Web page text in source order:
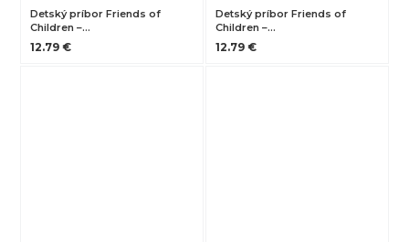
Detský príbor Friends of
Children –…
12.79 €
Detský príbor Friends of
Children –…
12.79 €